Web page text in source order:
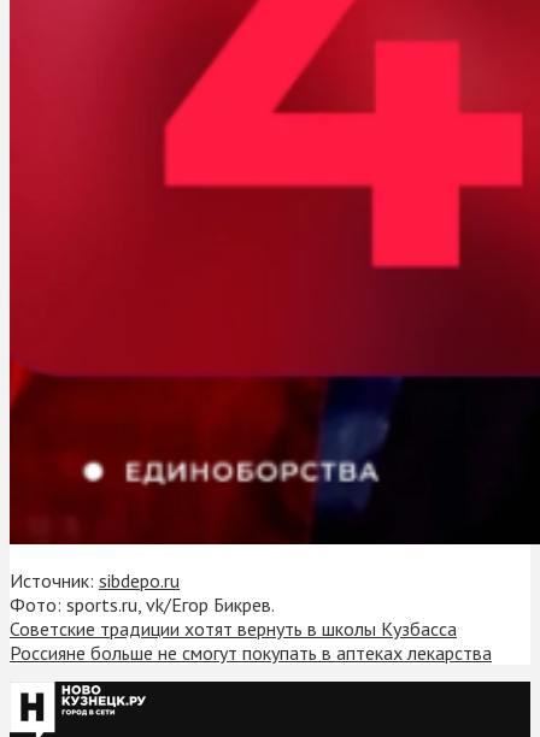
Источник: sibdepo.ru
Фото: sports.ru, vk/Егор Бикрев.
Советские традиции хотят вернуть в школы Кузбасса
Россияне больше не смогут покупать в аптеках лекарства